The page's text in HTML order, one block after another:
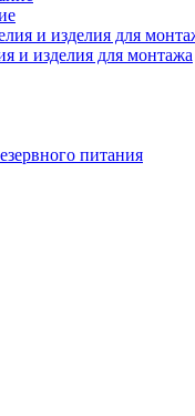
и изделия для монтажа
питания